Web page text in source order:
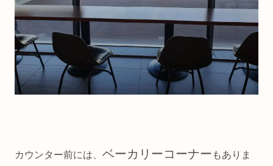
カウンター前には、 ベーカリーコーナー もありま